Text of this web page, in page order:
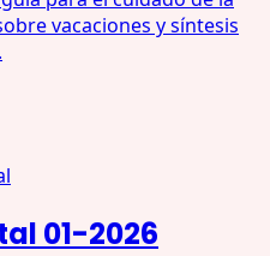
vacaciones y síntesis
01-2026